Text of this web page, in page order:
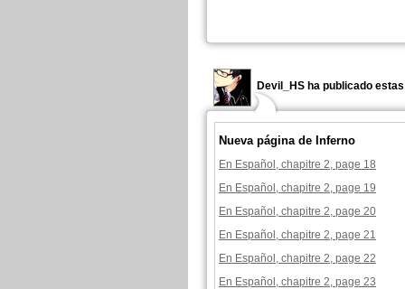
Devil_HS ha publicado
Nueva página de Inferno
En Español, chapitre 2, page 18
En Español, chapitre 2, page 19
En Español, chapitre 2, page 20
En Español, chapitre 2, page 21
En Español, chapitre 2, page 22
En Español, chapitre 2, page 23